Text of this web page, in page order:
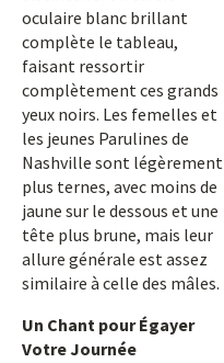
oculaire blanc brillant
complète le tableau,
faisant ressortir
complètement ces grands
yeux noirs. Les femelles et
les jeunes Parulines de
Nashville sont légèrement
plus ternes, avec moins de
jaune sur le dessous et une
tête plus brune, mais leur
allure générale est assez
similaire à celle des mâles.
Un Chant pour Égayer
Votre Journée